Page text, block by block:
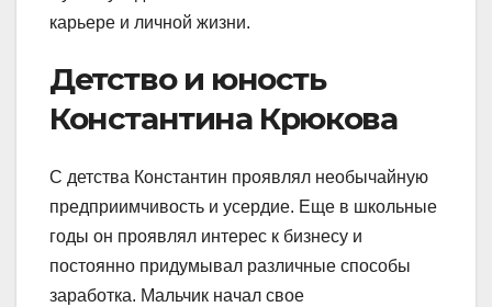
карьере и личной жизни.
Детство и юность
Константина Крюкова
С детства Константин проявлял необычайную
предприимчивость и усердие. Еще в школьные
годы он проявлял интерес к бизнесу и
постоянно придумывал различные способы
заработка. Мальчик начал свое